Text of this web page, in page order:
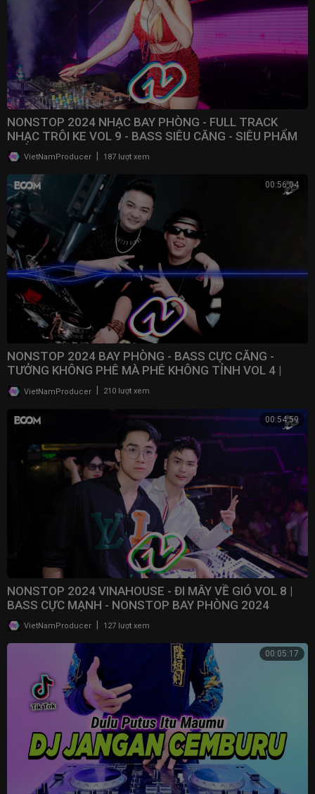
NONSTOP 2024 NHẠC BAY PHÒNG - FULL TRACK
NHẠC TRÔI KE VOL 9 - BASS SIÊU CĂNG - SIÊU PHẨM
PHÒNG BAY
VietNamProducer 187 lượt xem
00:56:04
NONSTOP 2024 BAY PHÒNG - BASS CỰC CĂNG -
TƯỞNG KHÔNG PHÊ MÀ PHÊ KHÔNG TỈNH VOL 4 |
NONSTOP VN
VietNamProducer 210 lượt xem
00:54:59
NONSTOP 2024 VINAHOUSE - ĐI MÂY VỀ GIÓ VOL 8 |
BASS CỰC MẠNH - NONSTOP BAY PHÒNG 2024
VietNamProducer 127 lượt xem
00:05:17